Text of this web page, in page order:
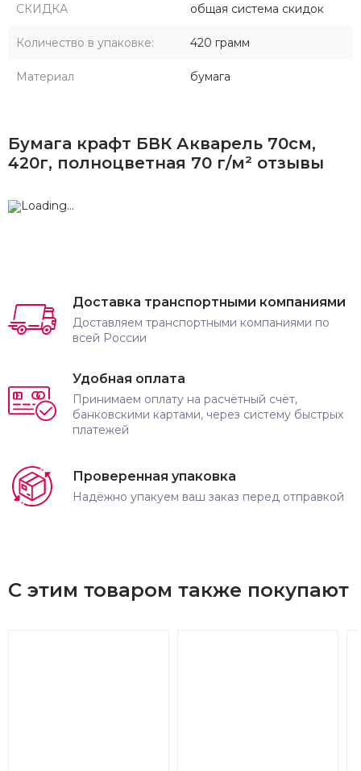
СКИДКА общая система скидок
Количество в упаковке: 420 грамм
Материал бумага
Бумага крафт БВК Акварель 70см,
420г, полноцветная 70 г/м² отзывы
Доставка транспортными компаниями
Доставляем транспортными компаниями по
всей России
Удобная оплата
Принимаем оплату на расчётный счёт,
банковскими картами, через систему быстрых
платежей
Проверенная упаковка
Надёжно упакуем ваш заказ перед отправкой
С этим товаром также покупают